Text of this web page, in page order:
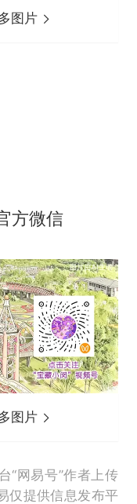
图片
方微信
图片
“网易号”作者上传
仅提供信息发布平